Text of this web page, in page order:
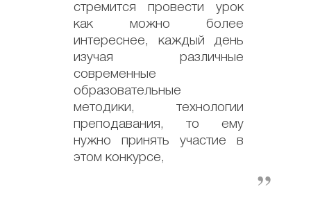
стремится провести урок
как можно более
интереснее, каждый день
изучая различные
современные
образовательные
методики, технологии
преподавания, то ему
нужно принять участие в
этом конкурсе,